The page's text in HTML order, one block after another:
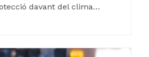
davant del clima…